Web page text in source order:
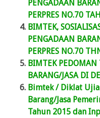
PENGADAAN
PERPRES NO.70
BIMTEK,
PENGADAAN
PERPRES NO.70
BIMTEK PEDOMAN
BARANG/JASA DI
Bimtek / Diklat
Barang/Jasa
Tahun 2015 dan